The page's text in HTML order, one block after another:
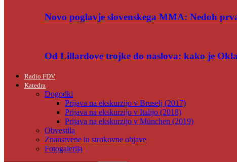
Novo poglavje slovenskega MMA: Nedoh
Od Lillardove trojke do naslova: kako je
Radio FDV
Katedra
Dogodki
Prijava na ekskurzijo v Bruselj (2017)
Prijava na ekskurzijo v Italijo (2018)
Prijava na ekskurzijo v München (2019)
Obvestila
Znanstvene in strokovne objave
Fotogalerija